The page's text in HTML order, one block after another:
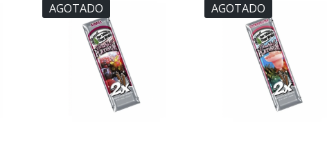
AGOTADO AGOTADO